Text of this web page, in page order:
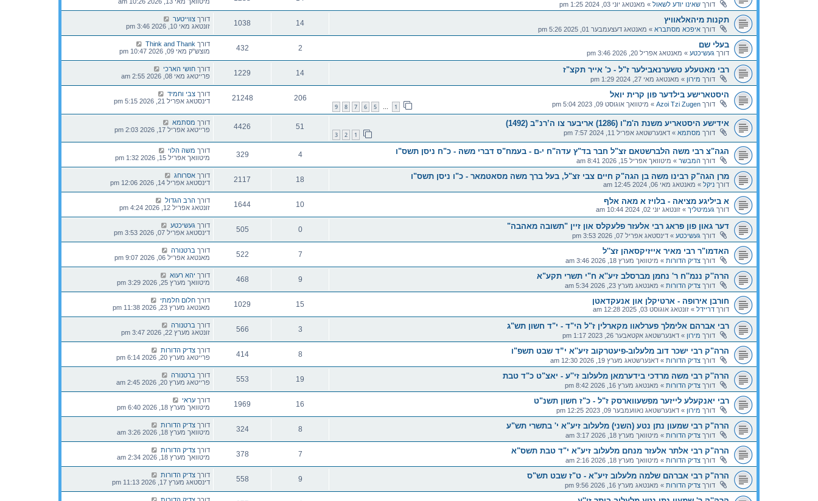
דורך שאינו יודע לשאול » מאנטאג יוני 03, 2024 1:25 pm
תקנות מיהאלאוויץ
דורך איפכא מסתברא » מאנטאג דעצעמבער 01, 2025 5:26 pm
14
1038 דורך צווייטער
זונטאג מאי 10, 2026 3:46 pm
בעלי שם
דורך געשיכטע » מאנטאג אפריל 20, 2026 3:46 pm
2
432 דורך Think and Thank
מוצש"ק מאי 09, 2026 10:47 pm
רבי מאטעלע טשערנאבילער ז"ל - כ' אייר תקצ"ז
דורך מירון » מאנטאג מאי 27, 2024 1:29 pm
14
1229 דורך חושי הארכי
פרייטאג מאי 08, 2026 2:55 am
היסטארישע בילדער פון קרית יואל
דורך Azoi Tzi Zugen
» מיטוואך אוגוסט 09, 2023 5:04 pm 1
…
5
6
7
8
9
206
21248 דורך צבי וחמיד
דינסטאג אפריל 21, 2026 5:15 pm
אידישע היסטאריע משנת ה'מ"ו (1286) אריבער צו ה’רנ”ב (1492)
דורך מסתמא » דאנערשטאג אפריל 11, 2024 7:57 pm 1
2
3
51
4426 דורך מסתמא
פרייטאג אפריל 17, 2026 2:03 pm
הגה"צ רבי משה הלברשטאם זצ"ל חבר בד"ץ עדה"ח י-ם - בעמח"ס דברי משה - כ"ח ניסן תשס"ו
דורך המבשר » מיטוואך אפריל 15, 2026 8:41 am
4
329 דורך משה הלוי
מיטוואך אפריל 15, 2026 1:32 pm
מרן הגה"ק רבינו משה בן הגה"ק חיים צבי זצ"ל, בעל ברך משה מסאטמאר - כ"ו ניסן תשס"ו
דורך ניקל » מאנטאג מאי 06, 2024 12:45 am
18
2117 דורך אסרוחג
דינסטאג אפריל 14, 2026 12:06 pm
א ביליגע מציאה - בלויז א מאה אלף
דורך געמיטליך » זונטאג יוני 02, 2024 10:44 am
10
1644 דורך הרב הגדול
זונטאג אפריל 12, 2026 4:24 pm
דער גאון פון פּראג רבי אלעזר פלעקלס און זיין "תשובה מאהבה"
דורך געשיכטע » דינסטאג אפריל 07, 2026 3:53 pm
0
505 דורך געשיכטע
דינסטאג אפריל 07, 2026 3:53 pm
האדמו"ר רבי מאיר אייזיקסאהן זצ''ל
דורך צדיק הדורות » מיטוואך מערץ 18, 2026 3:46 am
7
522 דורך ברטנורה
מאנטאג אפריל 06, 2026 9:07 pm
הרה''ק ננמ''ח ר' נחמן מברסלב זיע''א ח"י תשרי תקע"א
דורך צדיק הדורות » מאנטאג מערץ 23, 2026 5:34 am
9
468 דורך יהא רעוא
מיטוואך מערץ 25, 2026 3:29 pm
חורבן אירופה - ארטיקלן און אנעקדאטן
דורך דריידל » זונטאג אוגוסט 03, 2025 12:28 am
15
1029 דורך חלום חלמתי
מאנטאג מערץ 23, 2026 11:38 pm
רבי אברהם אלימלך פערלאוו מקארלין ז"ל הי"ד - י"ד חשון תש"ג
דורך מירון » דאנערשטאג אקטאבער 26, 2023 1:17 pm
3
566 דורך ברטנורה
זונטאג מערץ 22, 2026 3:47 pm
הרה"ק רבי ישכר דוב מלעלוב-פיעטרקוב זיע''א י”ד שבט תשפ"ו
דורך צדיק הדורות » דאנערשטאג מערץ 19, 2026 12:30 am
8
414 דורך צדיק הדורות
פרייטאג מערץ 20, 2026 6:14 pm
הרה''ק רבי משה מרדכי בידערמאן מלעלוב זי''ע - יאצ"ט כ"ד טבת
דורך צדיק הדורות » מאנטאג מערץ 16, 2026 8:42 pm
19
553 דורך ברטנורה
פרייטאג מערץ 20, 2026 2:45 am
רבי יאנקעלע לייזער מפשעווארסק ז"ל - כ"ז חשון תשנ"ט
דורך מירון » דאנערשטאג נאוועמבער 09, 2023 12:25 pm
16
1969 דורך עראי
מיטוואך מערץ 18, 2026 6:40 pm
הרה"ק רבי שמעון נתן נטע (השני) מלעלוב זיע"א י' בתשרי תש"ע
דורך צדיק הדורות » מיטוואך מערץ 18, 2026 3:17 am
8
324 דורך צדיק הדורות
מיטוואך מערץ 18, 2026 3:26 am
הרה"ק רבי אלתר אלעזר מנחם מלעלוב זיע"א י"ד טבת תשס"א
דורך צדיק הדורות » מיטוואך מערץ 18, 2026 2:16 am
7
378 דורך צדיק הדורות
מיטוואך מערץ 18, 2026 2:34 am
הרה"ק רבי אברהם שלמה מלעלוב זיע"א - ט"ז שבט תש"ס
דורך צדיק הדורות » מאנטאג מערץ 16, 2026 9:56 pm
9
558 דורך צדיק הדורות
דינסטאג מערץ 17, 2026 11:13 pm